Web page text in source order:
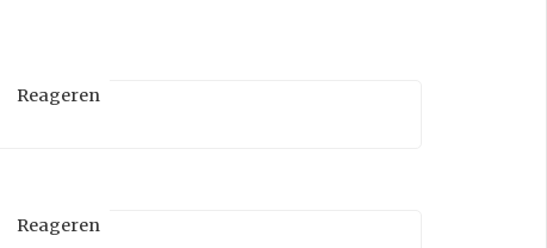
Reageren
Reageren